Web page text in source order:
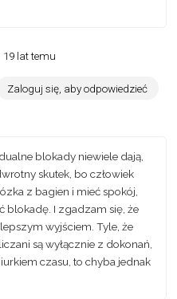
19 lat temu
Zaloguj się, aby odpowiedzieć
blokady niewiele dają,
skutek, bo człowiek
z bagien i mieć spokój,
blokadę. I zgadzam się, że
wyjściem. Tyle, że
są wyłącznie z dokonań,
czasu, to chyba jednak